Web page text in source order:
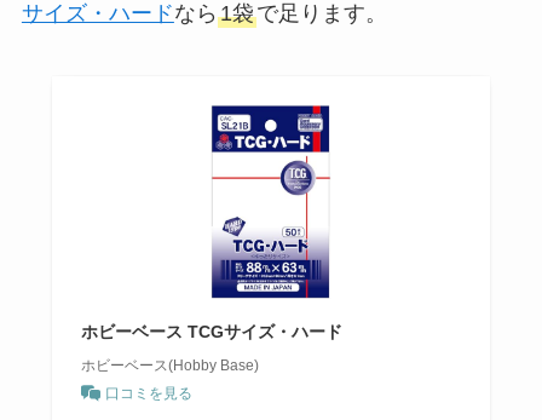
サイズ・ハードなら 1袋で足ります。
ホビーベース TCGサイズ・ハード
ホビーベース(Hobby Base)
口コミを見る